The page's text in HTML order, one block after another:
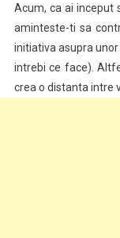
Acum, ca ai inceput
aminteste-ti sa
initiativa asupra
intrebi ce face).
crea o distanta intre